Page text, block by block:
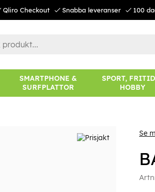
Qliro Checkout Snabba leveranser 100
SMARTPHONE &
SURFPLATTOR
SPORT,
HOBBY
Se